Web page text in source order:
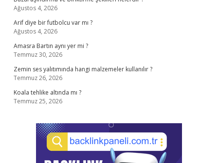
Ağustos 4, 2026
Arif diye bir futbolcu var mı ?
Ağustos 4, 2026
Amasra Bartın aynı yer mi ?
Temmuz 30, 2026
Zemin ses yalıtımında hangi malzemeler kullanılır ?
Temmuz 26, 2026
Koala tehlike altında mı ?
Temmuz 25, 2026